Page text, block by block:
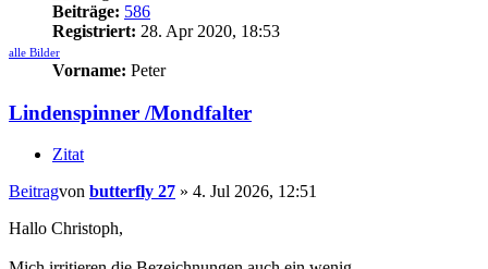
Beiträge: 586
Registriert: 28. Apr 2020, 18:53
alle Bilder
Vorname: Peter
Lindenspinner /Mondfalter
Zitat
Beitragvon butterfly 27 » 4. Jul 2026, 12:51
Hallo Christoph,